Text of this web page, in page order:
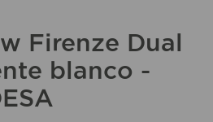
Firenze Dual
blanco -